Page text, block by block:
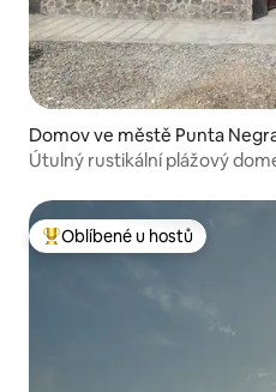
Domov ve městě Punta
Útulný rustikální plážový
Nejlepší v kategorii Oblíbené u
Oblíbené u hostů